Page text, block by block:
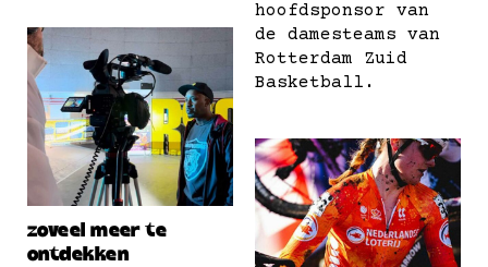
hoofdsponsor van
de damesteams van
Rotterdam Zuid
Basketball.
zoveel meer te
ontdekken